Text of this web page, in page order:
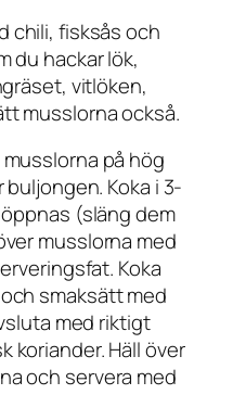
chili, fisksås och
du hackar lök,
vitlöken,
musslorna också.
på hög
Koka i 3-
(släng dem
musslorna med
Koka
smaksätt med
med riktigt
koriander. Häll över
och servera med